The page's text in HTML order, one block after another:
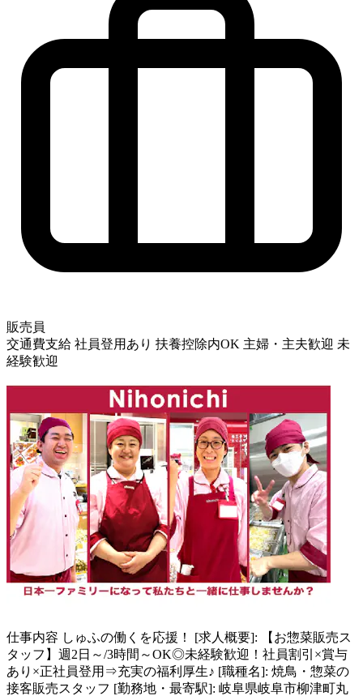
販売員
交通費支給 社員登用あり 扶養控除内OK 主婦・主夫歓迎 未
経験歓迎
仕事内容 しゅふの働くを応援！ [求人概要]: 【お惣菜販売ス
タッフ】週2日～/3時間～OK◎未経験歓迎！社員割引×賞与
あり×正社員登用⇒充実の福利厚生♪ [職種名]: 焼鳥・惣菜の
接客販売スタッフ [勤務地・最寄駅]: 岐阜県岐阜市柳津町丸